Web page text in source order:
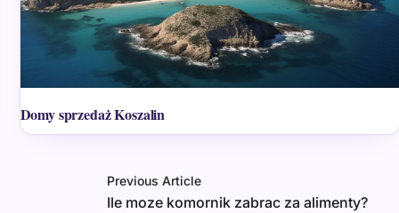
Domy sprzedaż Koszalin
Previous Article
Ile moze komornik zabrac za alimenty?